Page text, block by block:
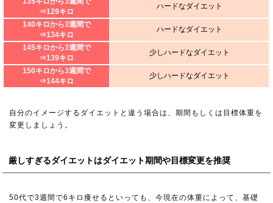
⇒129キロ
ハードなダイエット
140キロから3週間で
⇒134キロ
ハードなダイエット
145キロから3週間で
⇒139キロ
少しハードなダイエット
150キロから3週間で
⇒144キロ
少しハードなダイエット
自分のイメージするダイエットと違う場合は、期間もしくは目標体重を
変更しましょう。
厳しすぎるダイエットはダイエット期間や目標変更を推奨
50代で3週間で6キロ痩せるといっても、今現在の体重によって、基礎